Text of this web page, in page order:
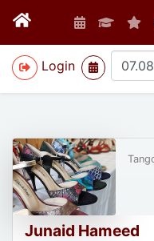
Login
>
Junaid Hameed